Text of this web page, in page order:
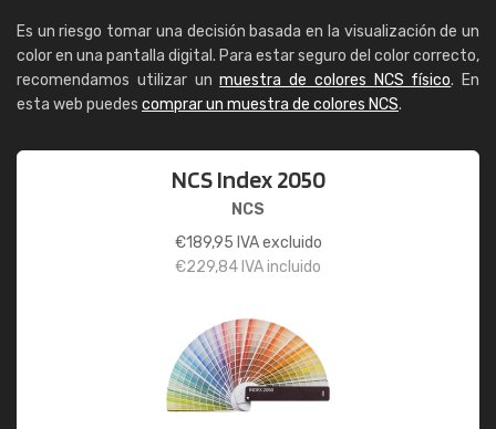
Es un riesgo tomar una decisión basada en la visualización de un
color en una pantalla digital. Para estar seguro del color correcto,
recomendamos utilizar unmuestra de colores NCS físico. En
esta web puedes comprar un muestra de colores NCS.
NCS Index 2050
NCS
€189,95 IVA excluido
€229,84 IVA incluido